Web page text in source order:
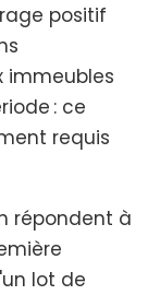
positif
immeubles
: ce
requis
répondent à
lot de